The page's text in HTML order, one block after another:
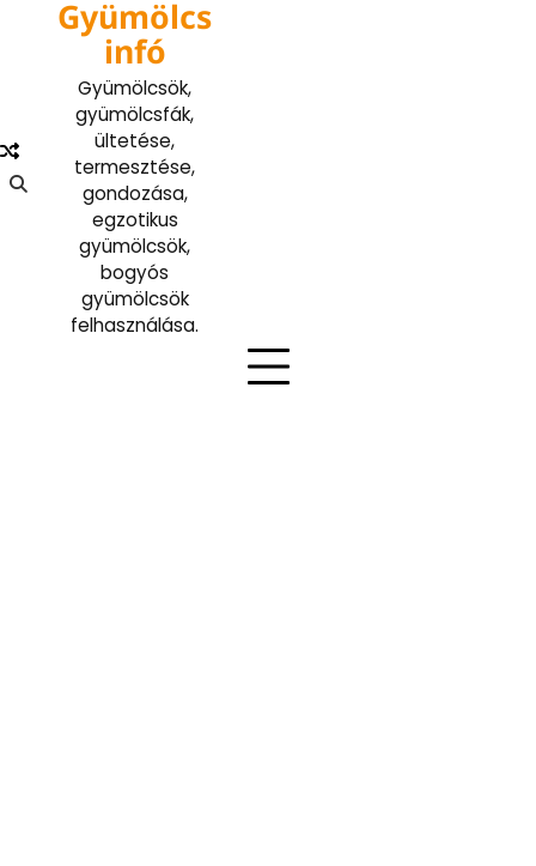
Gyümölcs
infó
Gyümölcsök,
gyümölcsfák,
ültetése,
termesztése,
gondozása,
egzotikus
gyümölcsök,
bogyós
gyümölcsök
felhasználása.